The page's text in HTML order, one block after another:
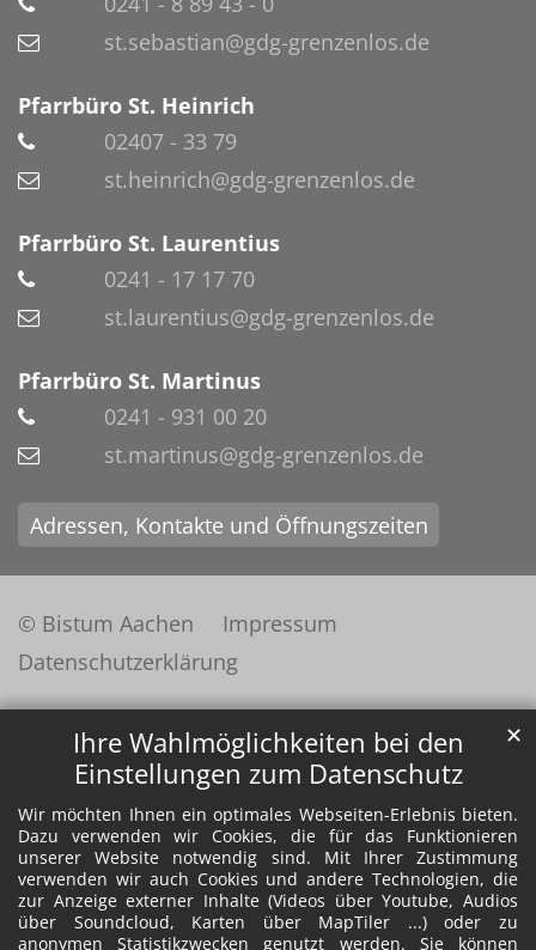
Ihre Wahlmöglichkeiten bei den
Einstellungen zum Datenschutz
Wir möchten Ihnen ein optimales Webseiten-Erlebnis bieten.
Dazu verwenden wir Cookies, die für das Funktionieren
unserer Website notwendig sind. Mit Ihrer Zustimmung
verwenden wir auch Cookies und andere Technologien, die
zur Anzeige externer Inhalte (Videos über Youtube, Audios
über Soundcloud, Karten über MapTiler ...) oder zu
anonymen Statistikzwecken genutzt werden. Sie können
✕
st.sebastian@gdg-grenzenlos.de
Pfarrbüro St. Heinrich
02407 - 33 79
st.heinrich@gdg-grenzenlos.de
Pfarrbüro St. Laurentius
0241 - 17 17 70
st.laurentius@gdg-grenzenlos.de
Pfarrbüro St. Martinus
0241 - 931 00 20
st.martinus@gdg-grenzenlos.de
Adressen, Kontakte und Öffnungszeiten
© Bistum Aachen
Impressum
Datenschutzerklärung